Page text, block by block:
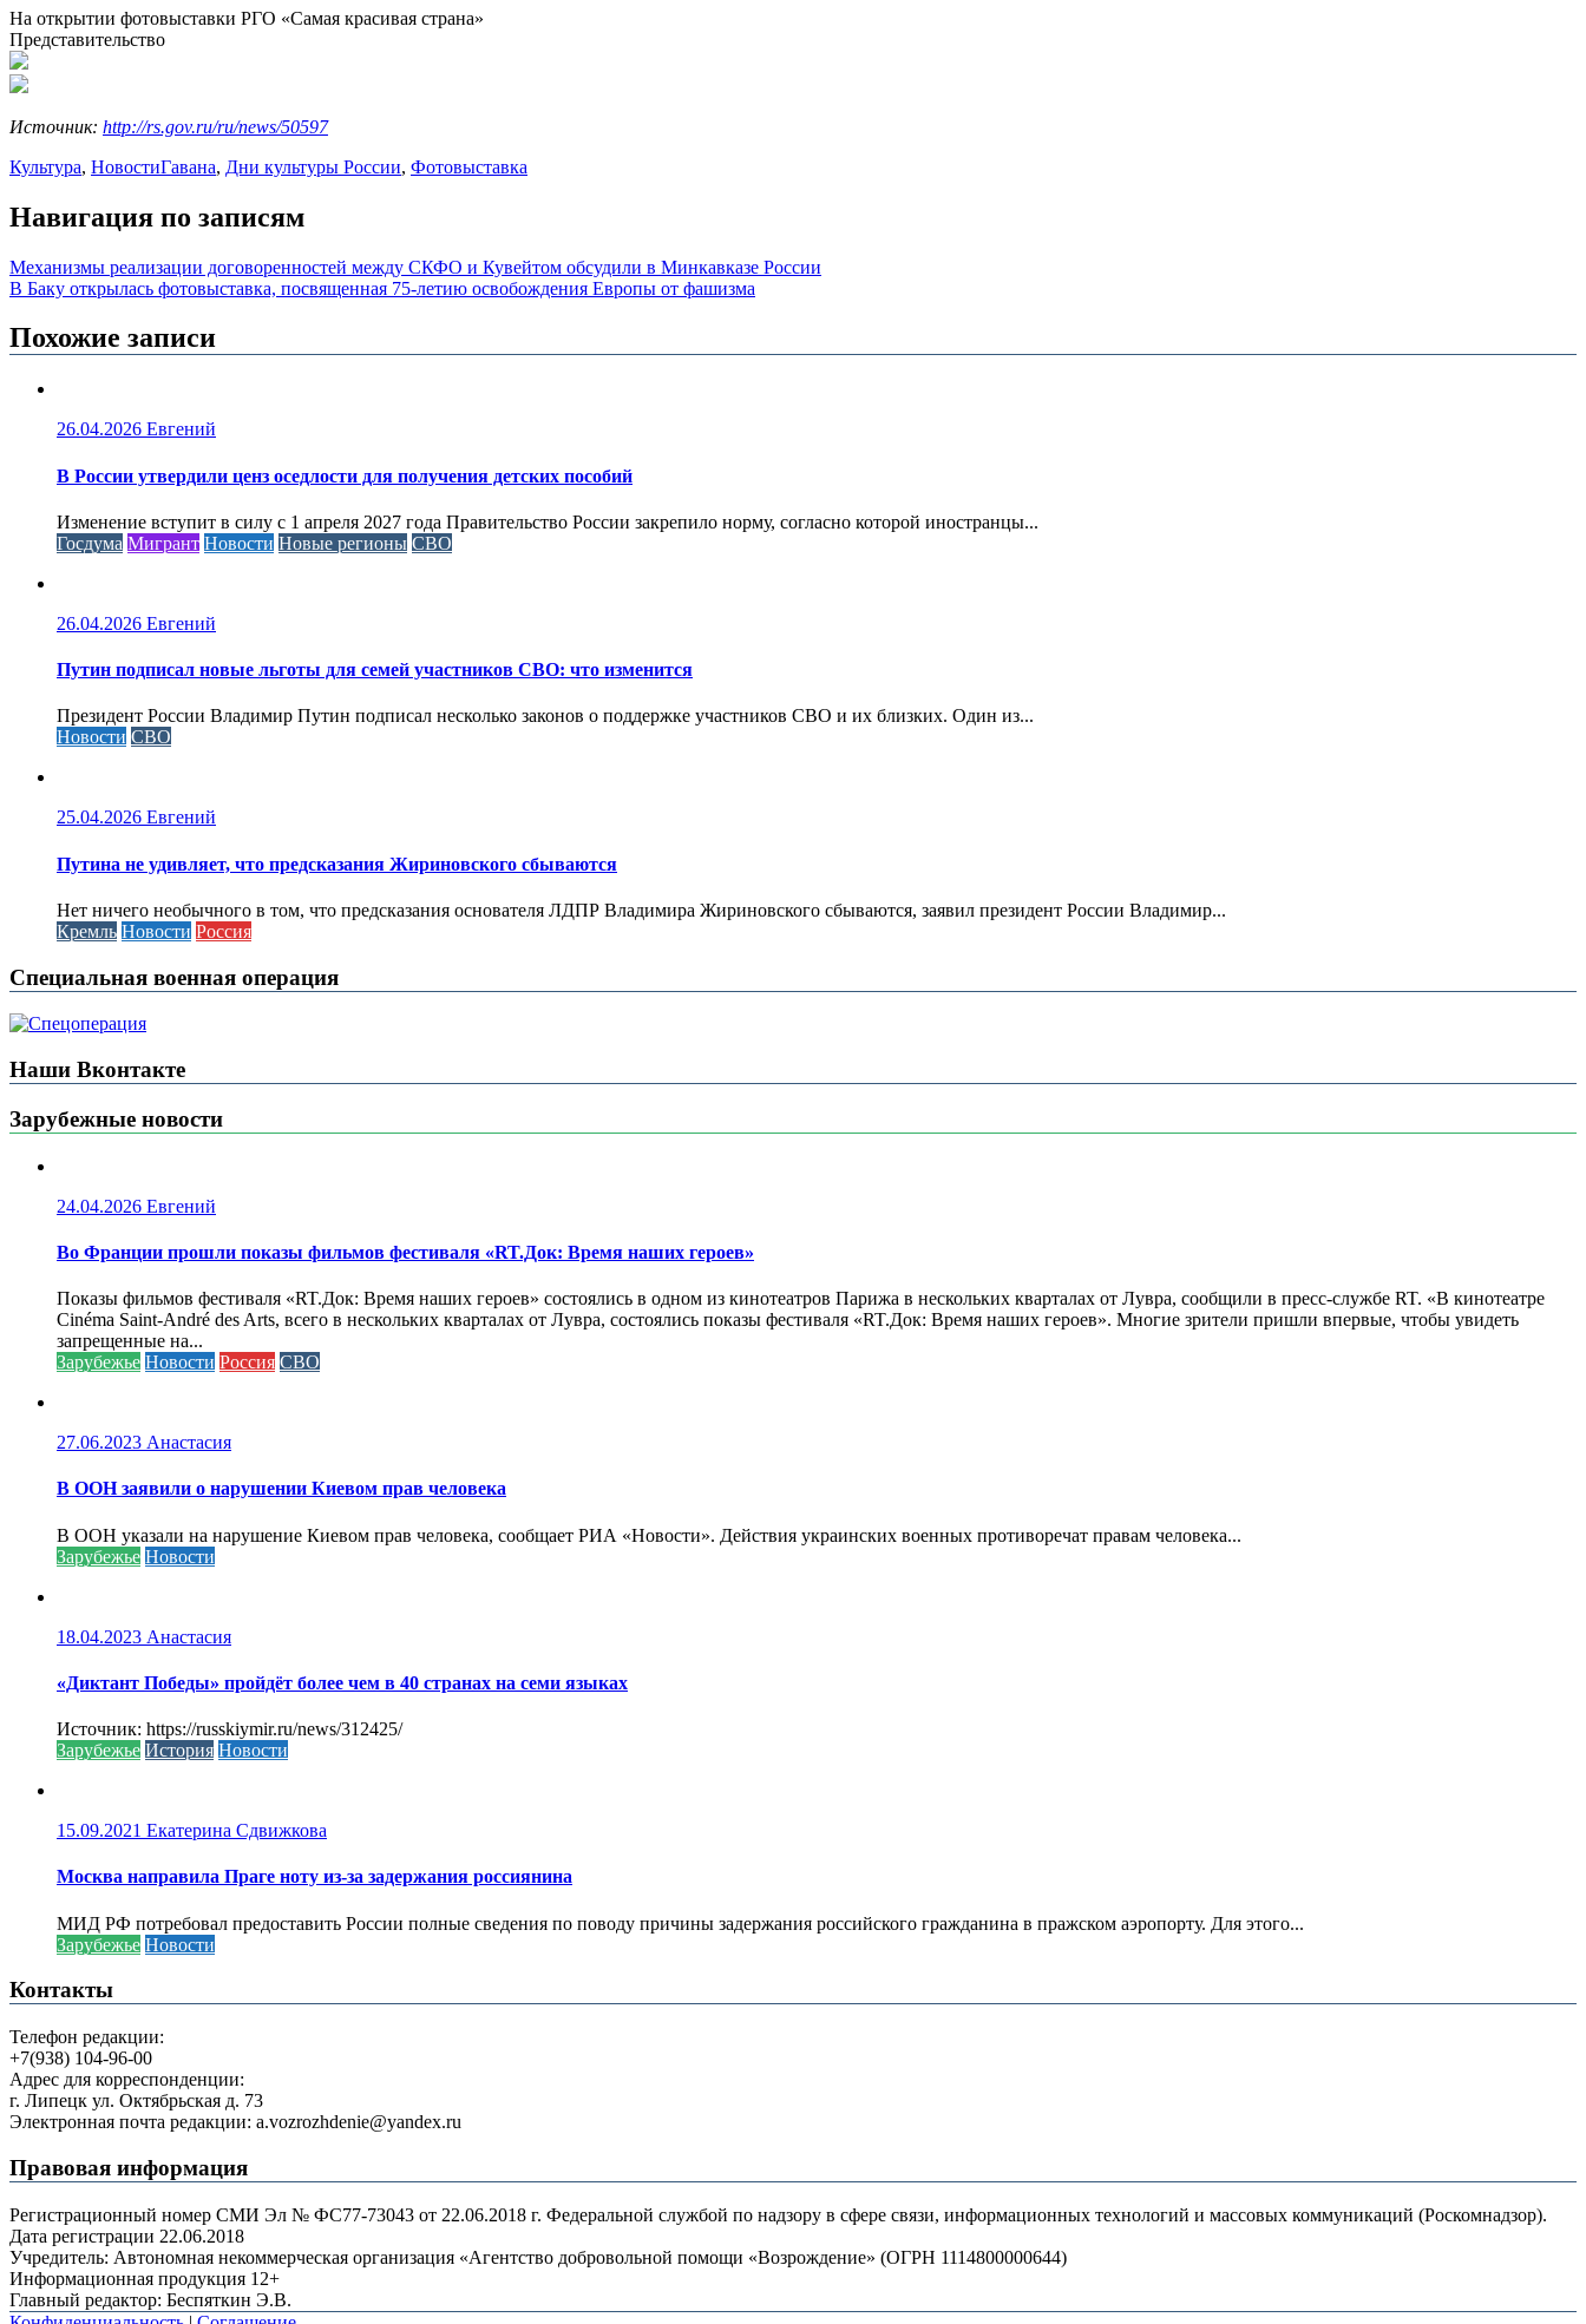
На открытии фотовыставки РГО «Самая красивая страна»
Представительство
Источник: http://rs.gov.ru/ru/news/50597
Культура, НовостиГавана, Дни культуры России, Фотовыставка
Навигация по записям
Механизмы реализации договоренностей между СКФО и Кувейтом обсудили в Минкавказе России
В Баку открылась фотовыставка, посвященная 75-летию освобождения Европы от фашизма
Похожие записи
26.04.2026 Евгений
В России утвердили ценз оседлости для получения детских пособий
Изменение вступит в силу с 1 апреля 2027 года Правительство России закрепило норму, согласно которой иностранцы...
Госдума Мигрант Новости Новые регионы СВО
26.04.2026 Евгений
Путин подписал новые льготы для семей участников СВО: что изменится
Президент России Владимир Путин подписал несколько законов о поддержке участников СВО и их близких. Один из...
Новости СВО
25.04.2026 Евгений
Путина не удивляет, что предсказания Жириновского сбываются
Нет ничего необычного в том, что предсказания основателя ЛДПР Владимира Жириновского сбываются, заявил президент России Владимир...
Кремль Новости Россия
Специальная военная операция
Наши Вконтакте
Зарубежные новости
24.04.2026 Евгений
Во Франции прошли показы фильмов фестиваля «RT.Док: Время наших героев»
Показы фильмов фестиваля «RT.Док: Время наших героев» состоялись в одном из кинотеатров Парижа в нескольких кварталах от Лувра, сообщили в пресс-службе RT. «В кинотеатре
Cinéma Saint-André des Arts, всего в нескольких кварталах от Лувра, состоялись показы фестиваля «RT.Док: Время наших героев». Многие зрители пришли впервые, чтобы увидеть
запрещенные на...
Зарубежье Новости Россия СВО
27.06.2023 Анастасия
В ООН заявили о нарушении Киевом прав человека
В ООН указали на нарушение Киевом прав человека, сообщает РИА «Новости». Действия украинских военных противоречат правам человека...
Зарубежье Новости
18.04.2023 Анастасия
«Диктант Победы» пройдёт более чем в 40 странах на семи языках
Источник: https://russkiymir.ru/news/312425/
Зарубежье История Новости
15.09.2021 Екатерина Сдвижкова
Москва направила Праге ноту из-за задержания россиянина
МИД РФ потребовал предоставить России полные сведения по поводу причины задержания российского гражданина в пражском аэропорту. Для этого...
Зарубежье Новости
Контакты
Телефон редакции:
+7(938) 104-96-00
Адрес для корреспонденции:
г. Липецк ул. Октябрьская д. 73
Электронная почта редакции: a.vozrozhdenie@yandex.ru
Правовая информация
Регистрационный номер СМИ Эл № ФС77-73043 от 22.06.2018 г. Федеральной службой по надзору в сфере связи, информационных технологий и массовых коммуникаций (Роскомнадзор).
Дата регистрации 22.06.2018
Учредитель: Автономная некоммерческая организация «Агентство добровольной помощи «Возрождение» (ОГРН 1114800000644)
Информационная продукция 12+
Главный редактор: Беспяткин Э.В.